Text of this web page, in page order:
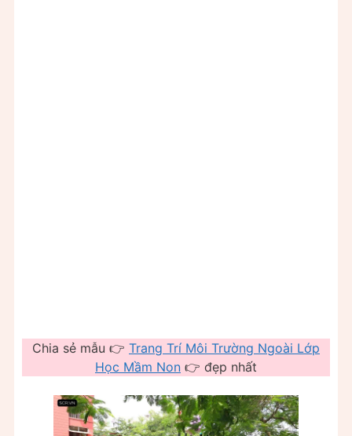
Chia sẻ mẫu 👉 Trang Trí Môi Trường Ngoài Lớp
Học Mầm Non 👉 đẹp nhất